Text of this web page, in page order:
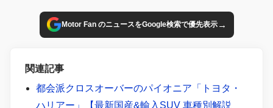
Motor Fan のニュースをGoogle検索で優先表示→
関連記事
都会派クロスオーバーのパイオニア「トヨタ・
ハリアー」【最新国産&輸入SUV 車種別解説